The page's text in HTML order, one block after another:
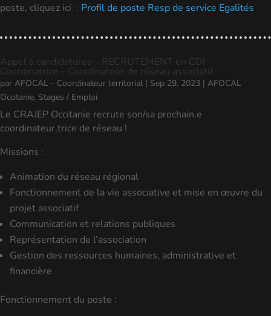
poste, cliquez ici : Profil de poste Resp de service Egalités
Appel à candidatures – RECRUTEMENT en CDI –
Coordinatrice – Coordinateur de réseau associatif
par AFOCAL - Coordinateur territorial | Sep 29, 2023 | AFOCAL
Occitanie, Stages / Emploi
Le CRAJEP Occitanie recrute son/sa prochain.e
coordinateur.trice de réseau !
Missions :
Animation du réseau régional
Fonctionnement de la vie associative et mise en œuvre du
projet associatif
Communication et relations publiques
Représentation de l’association
Gestion des ressources humaines, administrative et
financière
Fonctionnement du poste :